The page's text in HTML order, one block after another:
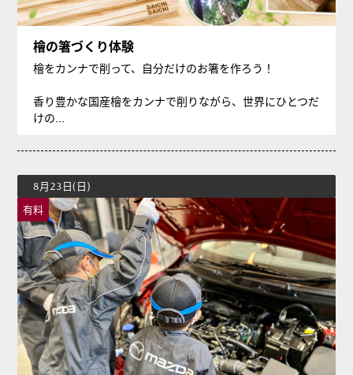
檜の箸づくり体験
檜をカンナで削って、自分だけのお箸を作ろう！
香り豊かな国産檜をカンナで削りながら、世界にひとつだ
けの...
8月23日(日)
有料